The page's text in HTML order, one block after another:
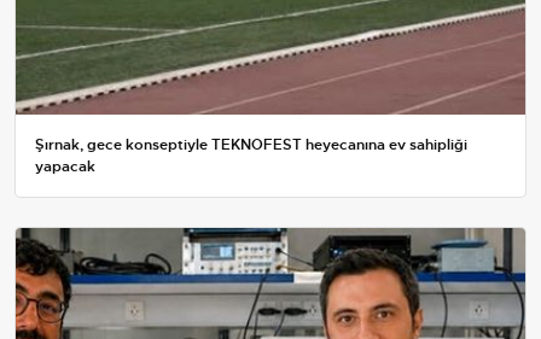
Şırnak, gece konseptiyle TEKNOFEST heyecanına ev sahipliği
yapacak